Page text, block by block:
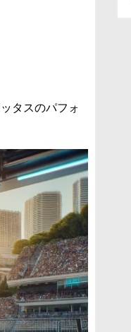
タスのパフォ